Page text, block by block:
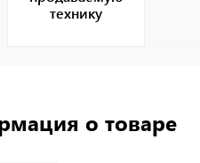
технику
о товаре